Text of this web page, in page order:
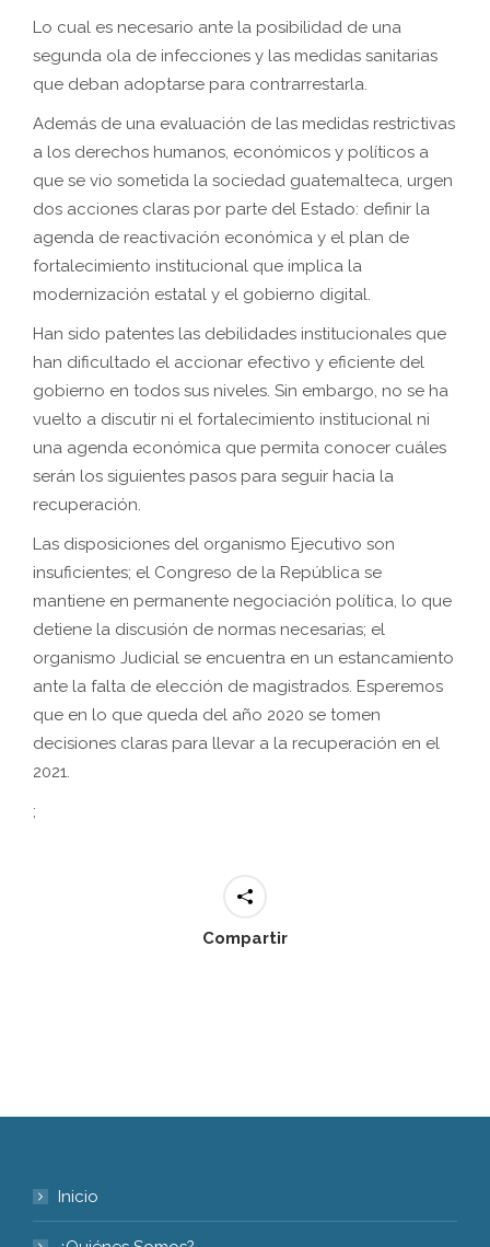
Lo cual es necesario ante la posibilidad de una
segunda ola de infecciones y las medidas sanitarias
que deban adoptarse para contrarrestarla.
Además de una evaluación de las medidas restrictivas
a los derechos humanos, económicos y políticos a
que se vio sometida la sociedad guatemalteca, urgen
dos acciones claras por parte del Estado: definir la
agenda de reactivación económica y el plan de
fortalecimiento institucional que implica la
modernización estatal y el gobierno digital.
Han sido patentes las debilidades institucionales que
han dificultado el accionar efectivo y eficiente del
gobierno en todos sus niveles. Sin embargo, no se ha
vuelto a discutir ni el fortalecimiento institucional ni
una agenda económica que permita conocer cuáles
serán los siguientes pasos para seguir hacia la
recuperación.
Las disposiciones del organismo Ejecutivo son
insuficientes; el Congreso de la República se
mantiene en permanente negociación política, lo que
detiene la discusión de normas necesarias; el
organismo Judicial se encuentra en un estancamiento
ante la falta de elección de magistrados. Esperemos
que en lo que queda del año 2020 se tomen
decisiones claras para llevar a la recuperación en el
2021.
;
Compartir
Inicio